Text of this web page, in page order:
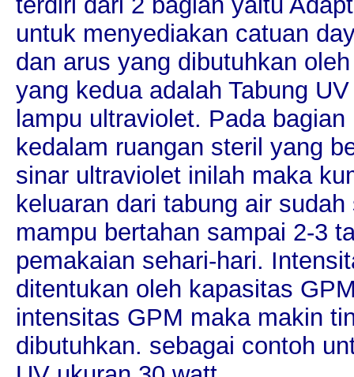
untuk menyediakan catuan
dan arus yang dibutuhkan
yang kedua adalah Tabung
lampu ultraviolet. Pada
kedalam ruangan steril yang
sinar ultraviolet inilah maka
keluaran dari tabung air
mampu bertahan sampai 2-3
pemakaian sehari-hari.
ditentukan oleh kapasitas
intensitas GPM maka makin
dibutuhkan. sebagai contoh